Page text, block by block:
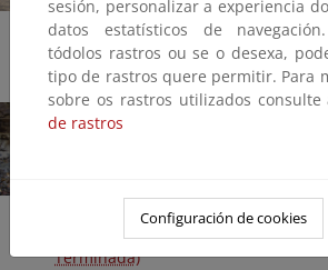
Refuerzo de la cimentación de la
encauzamiento de la ría de Navia
Playa de Llosera. Cimentación del
Terminada)
sesión, personalizar a experiencia
datos estatísticos de
tódolos rastros ou se o desexa,
tipo de rastros quere permitir. Para
sobre os rastros utilizados
de rastros
Configuración de cookies